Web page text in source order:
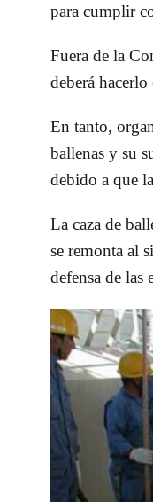
para cumplir
Fuera de la
deberá
En tanto,
ballenas y su
debido a que
La caza de
se remonta al
defensa de las